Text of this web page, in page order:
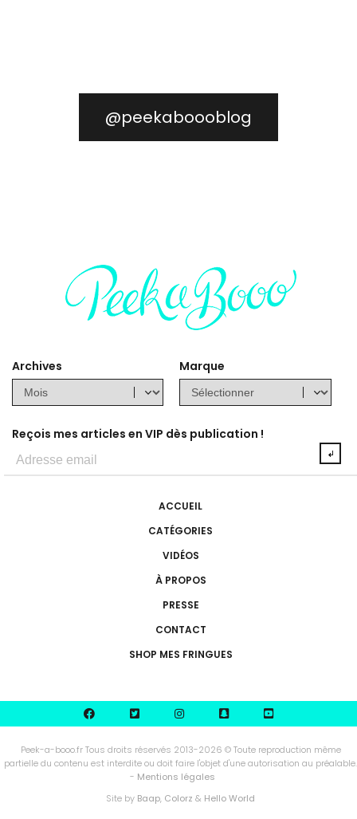
@peekaboooblog
Archives Marque
Reçois mes articles en VIP dès publication !
ACCUEIL
CATÉGORIES
VIDÉOS
À PROPOS
PRESSE
CONTACT
SHOP MES FRINGUES
Peek-a-booo.fr Tous droits réservés 2013-2026 © Toute reproduction même
partielle du contenu est interdite ou doit faire l'objet d'une autorisation au préalable.
- Mentions légales
Site by Baap, Colorz & Hello World